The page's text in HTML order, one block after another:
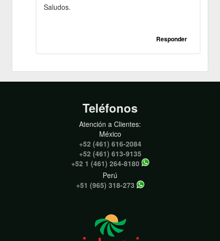
Saludos.
Responder
Teléfonos
Atención a Clientes:
México
+52 (461) 616-2084
+52 (461) 613-9135
+52 1 (461) 264-8180
Perú
+51 (965) 318-273